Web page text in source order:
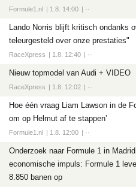
Formule1.nl 1.8. 14:00 ··
Lando Norris blijft kritisch ondanks
teleurgesteld over onze prestaties"
RaceXpress 1.8. 12:40 ··
Nieuw topmodel van Audi + VIDEO
RaceXpress 1.8. 12:02 ··
Hoe één vraag Liam Lawson in de
om op Helmut af te stappen’
Formule1.nl 1.8. 12:00 ··
Onderzoek naar Formule 1 in
economische impuls: Formule 1
8.850 banen op